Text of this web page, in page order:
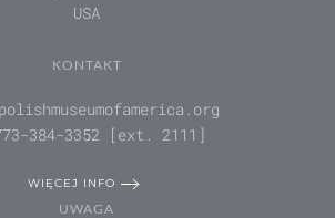
USA
KONTAKT
384-3352 [ext. 2111]
WIĘCEJ INFO
UWAGA